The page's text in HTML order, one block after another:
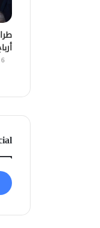
6 أغسطس، 2026